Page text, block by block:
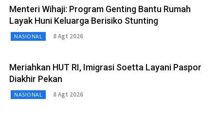
Menteri Wihaji: Program Genting Bantu Rumah
Layak Huni Keluarga Berisiko Stunting
NASIONAL 8 Agt 2026
Meriahkan HUT RI, Imigrasi Soetta Layani Paspor
Diakhir Pekan
NASIONAL 8 Agt 2026